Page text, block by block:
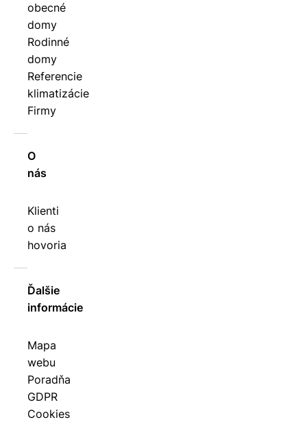
obecné
domy
Rodinné
domy
Referencie
klimatizácie
Firmy
O
nás
Klienti
o nás
hovoria
Ďalšie
informácie
Mapa
webu
Poradňa
GDPR
Cookies